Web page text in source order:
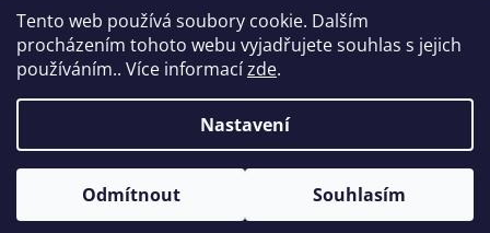
Tento web používá soubory cookie. Dalším
procházením tohoto webu vyjadřujete souhlas s jejich
používáním.. Více informacízde.
Nastavení
Odmítnout Souhlasím
Partneři
Kontakty
Copyright 2026Eshop-květináče. Všechna práva vyhrazena.